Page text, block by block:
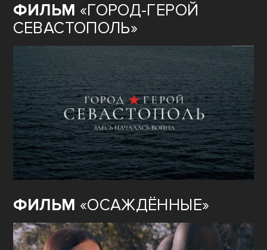
ФИЛЬМ «ГОРОД-ГЕРОЙ
СЕВАСТОПОЛЬ»
ФИЛЬМ «ОСАЖДЁННЫЕ»